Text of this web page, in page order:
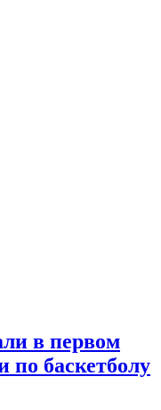
в первом
по баскетболу